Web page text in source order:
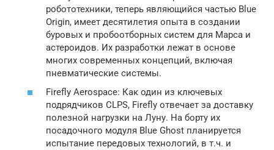
робототехники, теперь являющийся частью Blue
Origin, имеет десятилетия опыта в создании
буровых и пробоотборных систем для Марса и
астероидов. Их разработки лежат в основе
многих современных концепций, включая
пневматические системы.
Firefly Aerospace: Как один из ключевых
подрядчиков CLPS, Firefly отвечает за доставку
полезной нагрузки на Луну. На борту их
посадочного модуля Blue Ghost планируется
испытание передовых технологий, в т.ч. и